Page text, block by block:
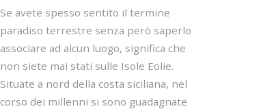
Se avete spesso sentito il termine
paradiso terrestre senza però saperlo
associare ad alcun luogo, significa che
non siete mai stati sulle Isole Eolie.
Situate a nord della costa siciliana, nel
corso dei millenni si sono guadagnate